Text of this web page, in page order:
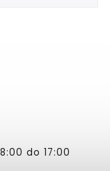
do 17:00